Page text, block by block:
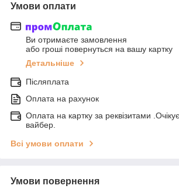
Умови оплати
Ви отримаєте замовлення
або гроші повернуться на вашу картку
Детальніше
Післяплата
Оплата на рахунок
Оплата на картку за реквізитами
вайбер.
Всі умови оплати
Умови повернення